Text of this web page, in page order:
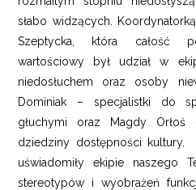
słabo widzących.
Szeptycka, która całość
wartościowy był udział w
niedosłuchem oraz osoby
Dominiak – specjalistki do
głuchymi oraz Magdy
dziedziny dostępności
uświadomiły ekipie naszego
stereotypów i wyobrażeń